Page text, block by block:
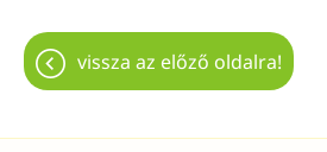
vissza az előző oldalra!